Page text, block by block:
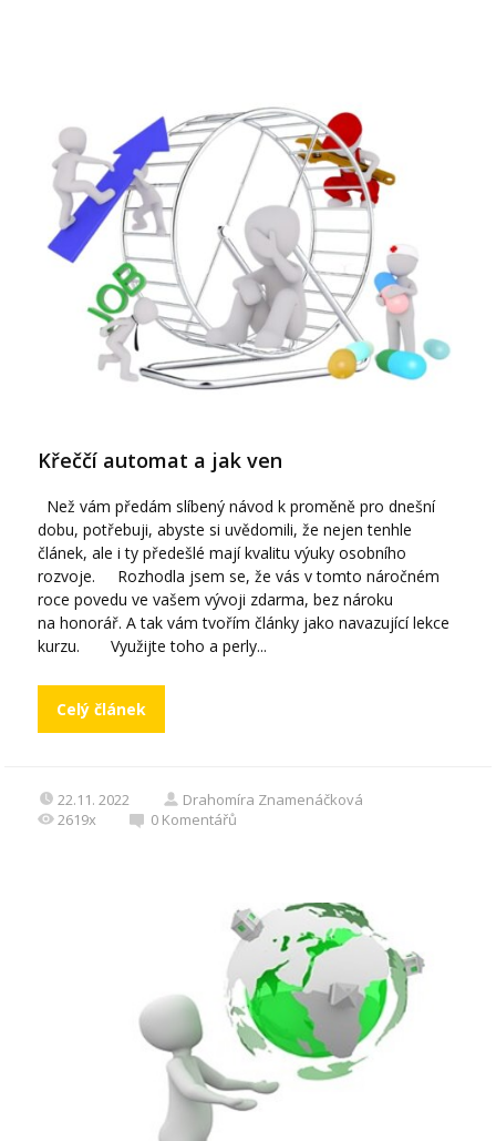
Křeččí automat a jak ven
Než vám předám slíbený návod k proměně pro dnešní
dobu, potřebuji, abyste si uvědomili, že nejen tenhle
článek, ale i ty předešlé mají kvalitu výuky osobního
rozvoje. Rozhodla jsem se, že vás v tomto náročném
roce povedu ve vašem vývoji zdarma, bez nároku
na honorář. A tak vám tvořím články jako navazující lekce
kurzu. Využijte toho a perly...
Celý článek
22.11. 2022
Drahomíra Znamenáčková
2619x
0 Komentářů